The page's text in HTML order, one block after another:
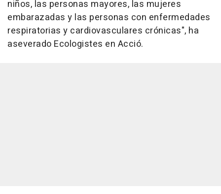
niños, las personas mayores, las mujeres
embarazadas y las personas con enfermedades
respiratorias y cardiovasculares crónicas", ha
aseverado Ecologistes en Acció.